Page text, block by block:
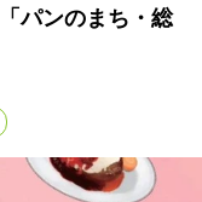
パンのまち・総